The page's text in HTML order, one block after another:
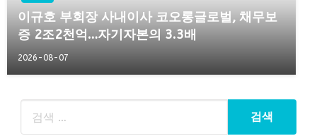
이규호 부회장 사내이사 코오롱글로벌, 채무보
증 2조2천억…자기자본의 3.3배
2026-08-07